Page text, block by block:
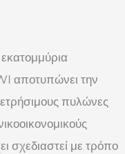
αποτυπώνει την
πυλώνες
σχεδιαστεί με τρόπο